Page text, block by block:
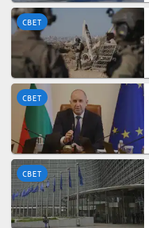
СВЕТ
СВЕТ
СВЕТ